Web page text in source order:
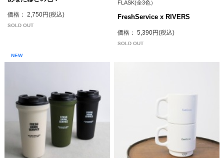
価格： 2,750円(税込)
SOLD OUT
FLASK(全3色）
FreshService x RIVERS
価格： 5,390円(税込)
SOLD OUT
NEW